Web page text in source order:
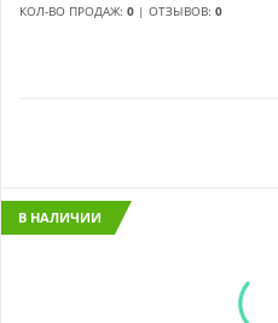
КОЛ-ВО ПРОДАЖ: 0 | ОТЗЫВОВ: 0
В НАЛИЧИИ